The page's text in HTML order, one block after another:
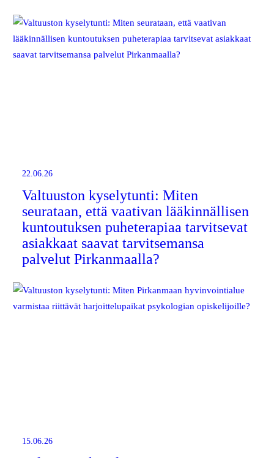
22.06.26
Valtuuston kyselytunti: Miten
seurataan, että vaativan lääkinnällisen
kuntoutuksen puheterapiaa tarvitsevat
asiakkaat saavat tarvitsemansa
palvelut Pirkanmaalla?
15.06.26